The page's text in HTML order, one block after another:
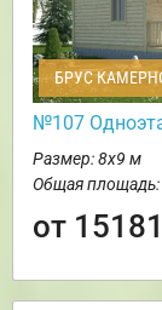
БРУС
№107
Размер: 8х9 м
Общая площадь:
от